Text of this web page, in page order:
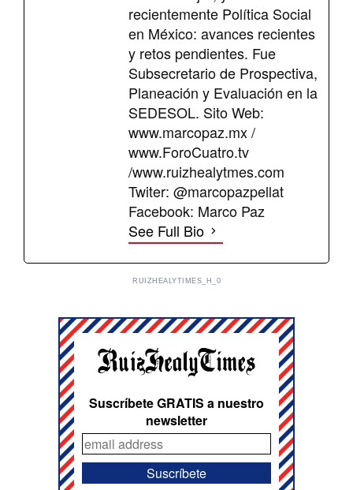
recientemente Política Social
en México: avances recientes
y retos pendientes. Fue
Subsecretario de Prospectiva,
Planeación y Evaluación en la
SEDESOL. Sito Web:
www.marcopaz.mx /
www.ForoCuatro.tv
/www.ruizhealytmes.com
Twiter: @marcopazpellat
Facebook: Marco Paz
See Full Bio
RUIZHEALYTIMES_H_0
Suscríbete GRATIS a nuestro
newsletter